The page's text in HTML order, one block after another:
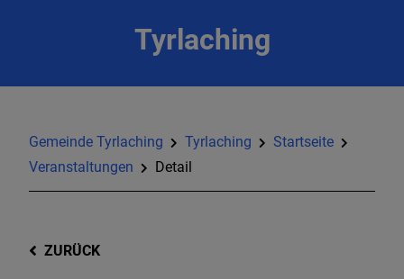
Tyrlaching
Gemeinde Tyrlaching Tyrlaching
Startseite
Veranstaltungen
Detail
ZURÜCK